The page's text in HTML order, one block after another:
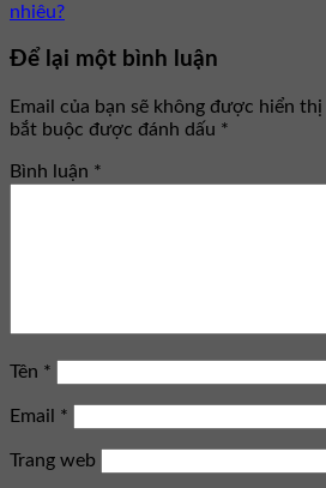
nhiêu?
Để lại một bình luận
Email của bạn sẽ không được hiển
bắt buộc được đánh dấu *
Bình luận *
Tên *
Email *
Trang web